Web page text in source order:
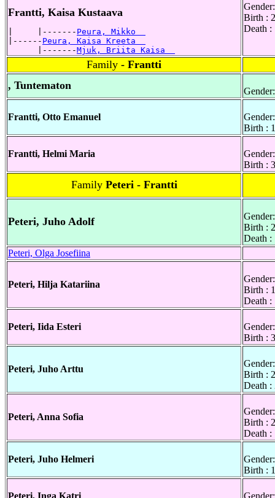
Frantti, Kaisa Kustaava
|     |------- Peura, Mikko
|------ Peura, Kaisa Kreeta
      |-------
Mjuk, Briita Kaisa
Birth :
Death :
Family - Frantti
, Tuntematon
Frantti, Otto Emanuel
Birth :
Frantti, Helmi Maria
Birth :
Family Peteri - Frantti
Peteri, Juho Adolf
Birth :
Death :
Peteri, Olga Josefiina
Peteri, Hilja Katariina
Birth :
Death :
Peteri, Iida Esteri
Birth :
Peteri, Juho Arttu
Birth :
Death :
Peteri, Anna Sofia
Birth :
Death :
Peteri, Juho Helmeri
Birth :
Peteri, Inga Katri